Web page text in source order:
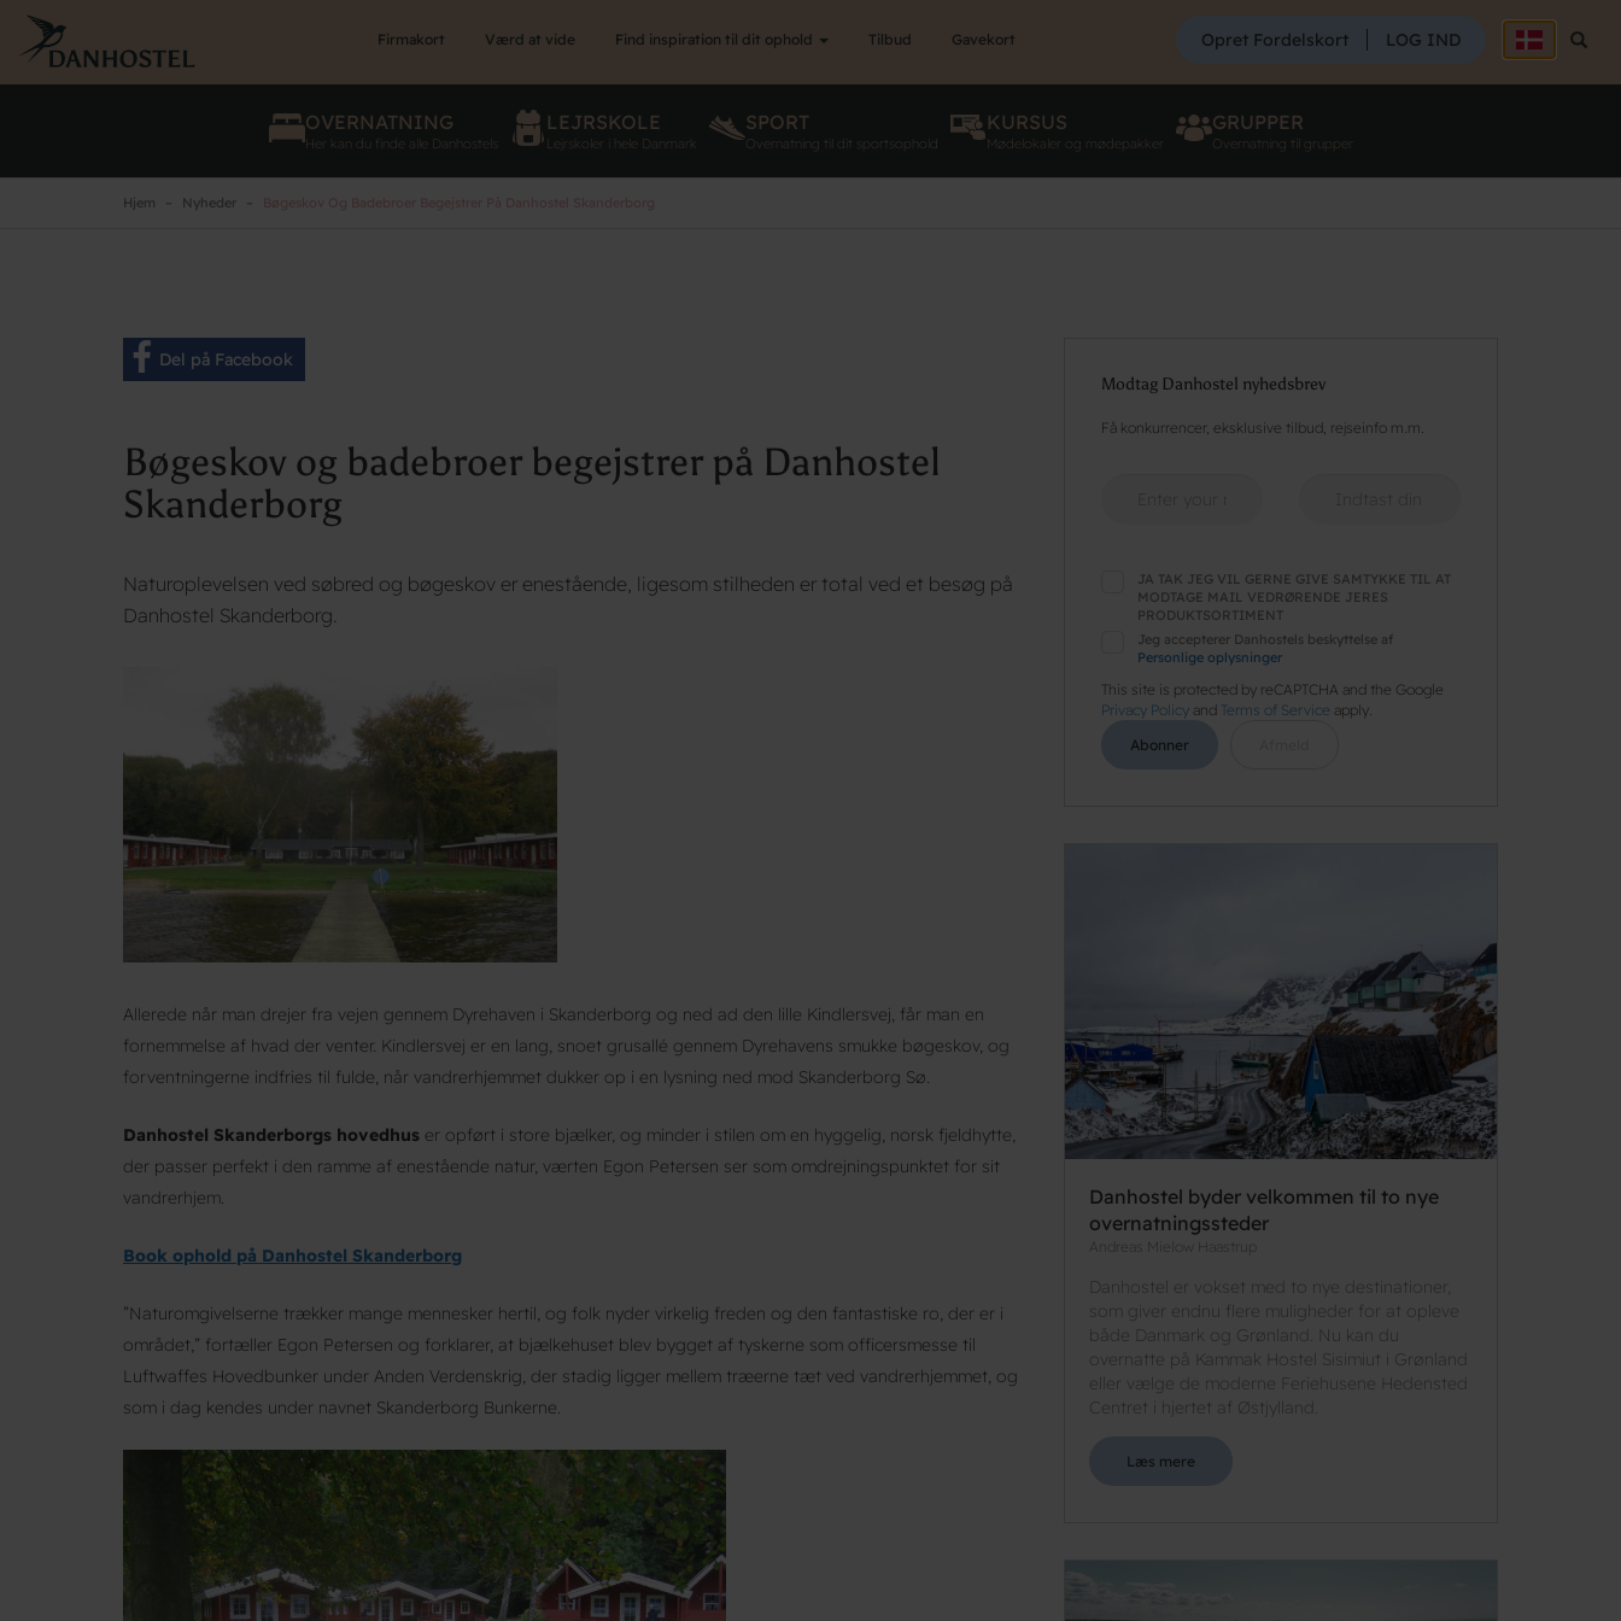
main
content
SØG
Søg
Opret Fordelskort LOG IND
Firmakort Værd at vide Find inspiration til dit ophold Tilbud Gavekort
OVERNATNING
Her kan du finde alle Danhostels
LEJRSKOLE
Lejrskoler i hele Danmark
SPORT
Overnatning til dit sportsophold
KURSUS
Mødelokaler og mødepakker
GRUPPER
Overnatning til grupper
Hjem Nyheder
Del på Facebook
Bøgeskov og badebroer begejstrer på Danhostel
Skanderborg
Naturoplevelsen ved søbred og bøgeskov er enestående, ligesom stilheden er total ved et besøg på
Danhostel Skanderborg.
Allerede når man drejer fra vejen gennem Dyrehaven i Skanderborg og ned ad den lille Kindlersvej, får man en
fornemmelse af hvad der venter. Kindlersvej er en lang, snoet grusallé gennem Dyrehavens smukke bøgeskov, og
forventningerne indfries til fulde, når vandrerhjemmet dukker op i en lysning ned mod Skanderborg Sø.
Danhostel Skanderborgs hovedhus er opført i store bjælker, og minder i stilen om en hyggelig, norsk fjeldhytte,
der passer perfekt i den ramme af enestående natur, værten Egon Petersen ser som omdrejningspunktet for sit
vandrerhjem.
Book ophold på Danhostel Skanderborg
”Naturomgivelserne trækker mange mennesker hertil, og folk nyder virkelig freden og den fantastiske ro, der er i
området,” fortæller Egon Petersen og forklarer, at bjælkehuset blev bygget af tyskerne som officersmesse til
Luftwaffes Hovedbunker under Anden Verdenskrig, der stadig ligger mellem træerne tæt ved vandrerhjemmet, og
som i dag kendes under navnet Skanderborg Bunkerne.
Modtag Danhostel nyhedsbrev
Få konkurrencer, eksklusive tilbud, rejseinfo m.m.
JA TAK JEG VIL GERNE GIVE SAMTYKKE TIL AT
MODTAGE MAIL VEDRØRENDE JERES
PRODUKTSORTIMENT
Jeg accepterer Danhostels beskyttelse af
Personlige oplysninger
This site is protected by reCAPTCHA and the Google
Privacy Policy and Terms of Service apply.
Abonner
Danhostel byder velkommen til to nye
overnatningssteder
Andreas Mielow Haastrup
Danhostel er vokset med to nye destinationer,
som giver endnu flere muligheder for at opleve
både Danmark og Grønland. Nu kan du
overnatte på Kammak Hostel Sisimiut i Grønland
eller vælge de moderne Feriehusene Hedensted
Centret i hjertet af Østjylland.
Læs mere